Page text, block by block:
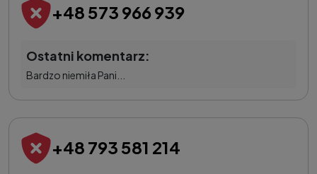
+48 573 966 939
Ostatni komentarz:
Bardzo niemiła Pani...
+48 793 581 214